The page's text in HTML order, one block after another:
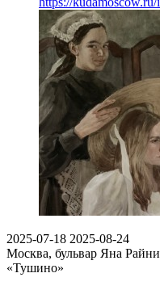
2025-07-18 2025-08-24
Москва, бульвар Яна
«Тушино»